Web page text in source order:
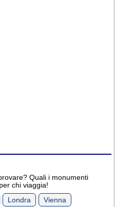
Quali i monumenti
chi viaggia!
Londra Vienna